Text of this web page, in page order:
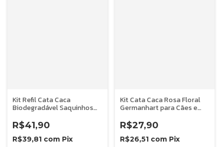
Kit Refil Cata Caca
Biodegradável Saquinhos
Germanhart
R$41,90
R$39,81 com Pix
Kit Cata Caca Rosa Floral
Germanhart para Cães e
R$27,90
R$26,51 com Pix